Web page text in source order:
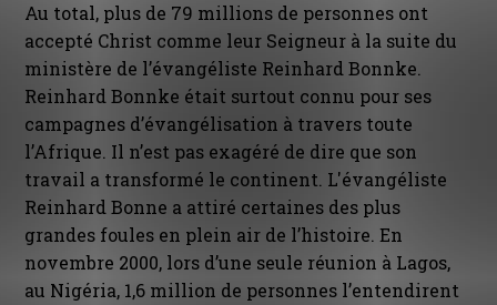
Au total, plus de 79 millions de personnes ont
accepté Christ comme leur Seigneur à la suite du
ministère de l’évangéliste Reinhard Bonnke.
Reinhard Bonnke était surtout connu pour ses
campagnes d’évangélisation à travers toute
l’Afrique. Il n’est pas exagéré de dire que son
travail a transformé le continent. L'évangéliste
Reinhard Bonne a attiré certaines des plus
grandes foules en plein air de l’histoire. En
novembre 2000, lors d’une seule réunion à Lagos,
au Nigéria, 1,6 million de personnes l’entendirent